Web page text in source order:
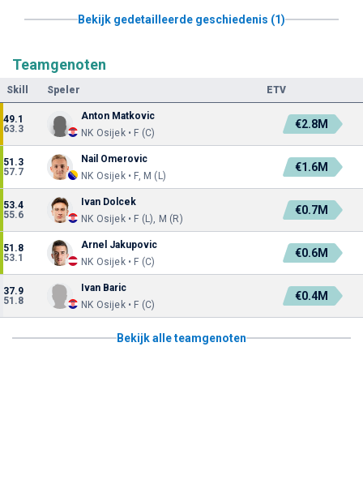
Bekijk gedetailleerde geschiedenis (1)
Teamgenoten
Skill Speler ETV
49.1
63.3
Anton Matkovic
NK Osijek • F (C)
€2.8M
51.3
57.7
Nail Omerovic
NK Osijek • F, M (L)
€1.6M
53.4
55.6
Ivan Dolcek
NK Osijek • F (L), M (R)
€0.7M
51.8
53.1
Arnel Jakupovic
NK Osijek • F (C)
€0.6M
37.9
51.8
Ivan Baric
NK Osijek • F (C)
€0.4M
Bekijk alle teamgenoten